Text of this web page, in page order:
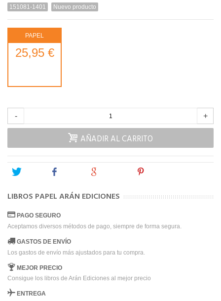
151081-1401 Nuevo producto
PAPEL
25,95 €
- +
AÑADIR AL CARRITO
Tweet
LIBROS PAPEL ARÁN EDICIONES
PAGO SEGURO
Aceptamos diversos métodos de pago, siempre de forma segura.
GASTOS DE ENVÍO
Los gastos de envío más ajustados para tu compra.
MEJOR PRECIO
Consigue los libros de Arán Ediciones al mejor precio
ENTREGA